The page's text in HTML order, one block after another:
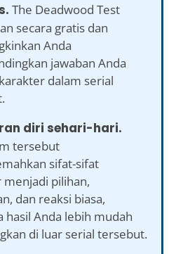
The Deadwood Test
secara gratis dan
Anda
jawaban Anda
dalam serial
diri sehari-hari.
tersebut
sifat-sifat
pilihan,
dan reaksi biasa,
hasil Anda lebih mudah
di luar serial tersebut.